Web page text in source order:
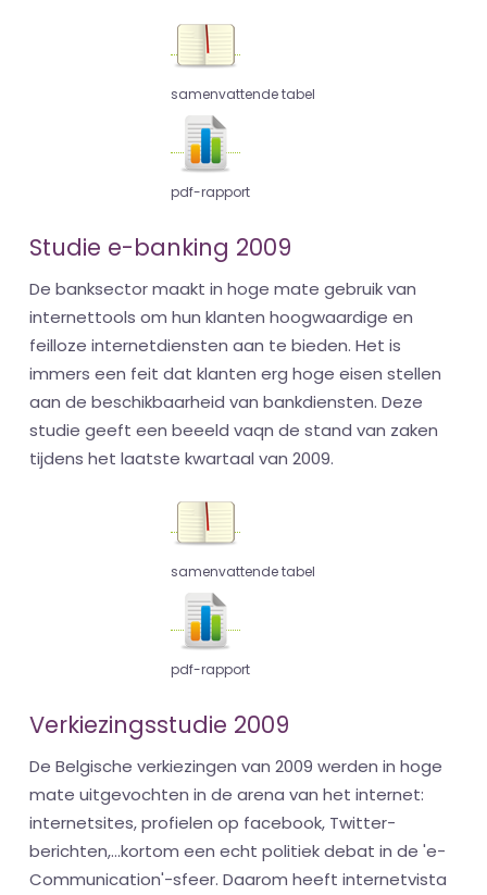
samenvattende tabel
pdf-rapport
Studie e-banking 2009
De banksector maakt in hoge mate gebruik van
internettools om hun klanten hoogwaardige en
feilloze internetdiensten aan te bieden. Het is
immers een feit dat klanten erg hoge eisen stellen
aan de beschikbaarheid van bankdiensten. Deze
studie geeft een beeeld vaqn de stand van zaken
tijdens het laatste kwartaal van 2009.
samenvattende tabel
pdf-rapport
Verkiezingsstudie 2009
De Belgische verkiezingen van 2009 werden in hoge
mate uitgevochten in de arena van het internet:
internetsites, profielen op facebook, Twitter-
berichten,...kortom een echt politiek debat in de 'e-
Communication'-sfeer. Daarom heeft internetvista